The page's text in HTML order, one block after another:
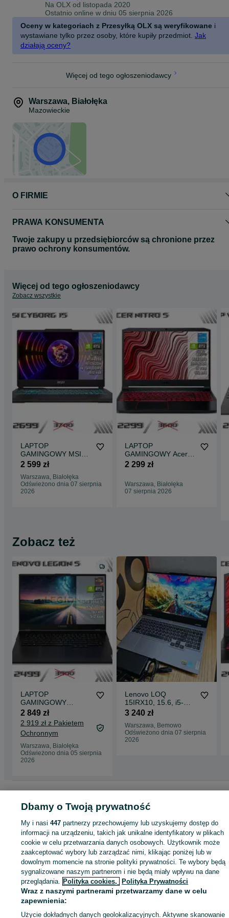
laptop dla gracza, notebook gamingowy, sprzęt dla gracza, szybki
laptop, laptop z gwarancją, laptop do gamingu, laptop do FPS,
laptop do e-sportu, laptop do streamowania, laptop do
przenośny komputer do gier, laptop do grania, laptop dla
laptop na prezent, laptop dla nastolatka, laptop do domu i gier
Na OLX od listopada 2020
Ostatnio online w dniu 05 sierpnia 2026
Oceny w kategoriach z Przesyłką OLX są weryfikowane i
wystawiane tylko przez osoby, które kupiły przedmiot. Jak
działają oceny?
Więcej od tego ogłoszeniodawcy
Warszawa, Białołęka
Mazowieckie
O FIRMIE
PRAWA KONSUMENTA
Twoje zakupy u przedsiębiorców są chronione przez
prawo ochrony konsumentów.
Więcej od tego ogłoszeniodawcy
Zobacz wszystkie
LAPTOP
GAMINGOWY MSI
Cyborg 15 RTX 4050
hz
2 599 zł
Warszawa, Białołęka
Odświeżono dnia 07 sierpnia
2026
LAPTOP
GAMINGOWY Acer
Nitro RTX 3050 Intel
2 299 zł
Warszawa, Białołęka
07 sierpnia 2026
Zobacz też
LAPTOP
GAMINGOWY
Lenovo Legion RTX
3060 Ryzen 5 5600H
165hz
2 849 zł
2 919 zł z Pakietem
Ochronnym
Warszawa, Białołęka
Odświeżono dnia 05 sierpnia
2026
Lenovo LOQ
15IRX10, 15.6, i5-
13450HX, RTX
SSD 512GB, 144Hz,
GWARANCJA!, tylko
w Warszawie
3 240 zł
Warszawa, Bemowo
Odświeżono dnia 07 sierpnia
2026
Mazowieckie
Lenovo - Warszawa Lenovo - Białołęka
KATEGORIA
1059486831 Wyświetlenia:
Zadzwoń / SMS Wyślij wiadomość
Dbamy o Twoją prywatność
My i nasi447 partnerzy przechowujemy lub uzyskujemy dostęp do
informacji na urządzeniu, takich jak unikalne identyfikatory w plikach
cookie w celu przetwarzania danych osobowych. Użytkownik może
zaakceptować wybory lub zarządzać nimi, klikając poniżej lub w
dowolnym momencie na stronie polityki prywatności. Te wybory będą
sygnalizowane naszym partnerom i nie będą miały wpływu na dane
przeglądania. Polityka cookies, Polityka Prywatności
Wraz z naszymi partnerami przetwarzamy dane w celu
zapewnienia:
Użycie dokładnych danych geolokalizacyjnych. Aktywne skanowanie